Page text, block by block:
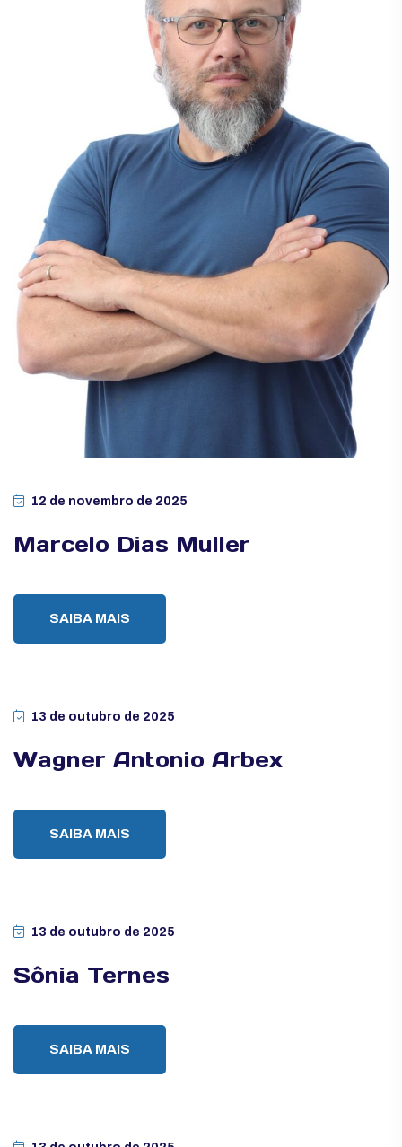
12 de novembro de 2025
Marcelo Dias Muller
SAIBA MAIS
13 de outubro de 2025
Wagner Antonio Arbex
SAIBA MAIS
13 de outubro de 2025
Sônia Ternes
SAIBA MAIS